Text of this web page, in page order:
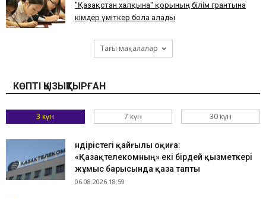
"Қазақстан халқына" қорының білім грантына
кімдер үміткер бола алады
Тағы мақалалар
КӨПТІ ҚЫЗЫҚТЫРҒАН
3 күн 7 күн 30 күн
Өндірістегі қайғылы оқиға:
«Қазақтелекомның» екі бірдей қызметкері
жұмыс барысында қаза тапты
06.08.2026 18:59